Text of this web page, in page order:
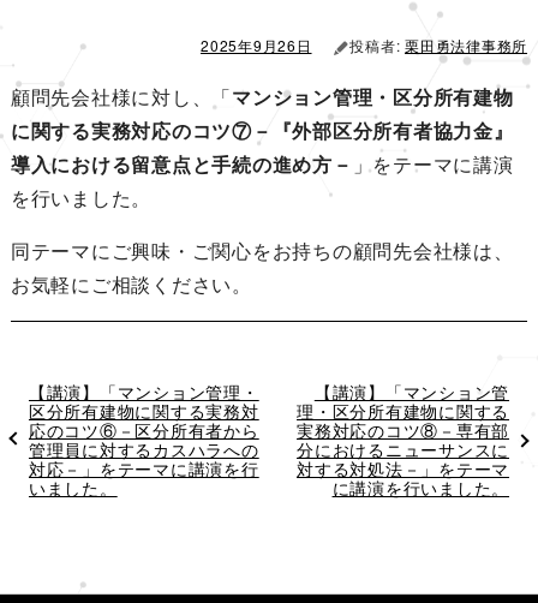
2025年9月26日 投稿者:栗田勇法律事務所
顧問先会社様に対し、「マンション管理・区分所有建物
に関する実務対応のコツ⑦－『外部区分所有者協力金』
導入における留意点と手続の進め方－ 」をテーマに講演
を行いました。
同テーマにご興味・ご関心をお持ちの顧問先会社様は、
お気軽にご相談ください。
過
去
の
投
稿
【講演】「マンション管理・
区分所有建物に関する実務対
応のコツ⑥－区分所有者から
管理員に対するカスハラへの
対応－」をテーマに講演を行
いました。
次
の
投
稿
【講演】「マンション管
理・区分所有建物に関する
実務対応のコツ⑧－専有部
分におけるニューサンスに
対する対処法－」をテーマ
に講演を行いました。